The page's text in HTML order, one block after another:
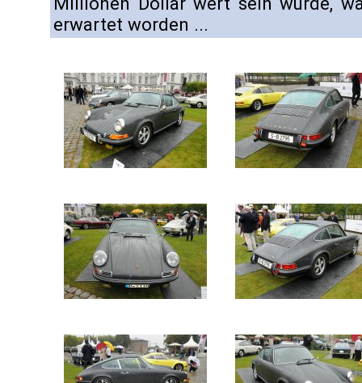
erwartet worden ...